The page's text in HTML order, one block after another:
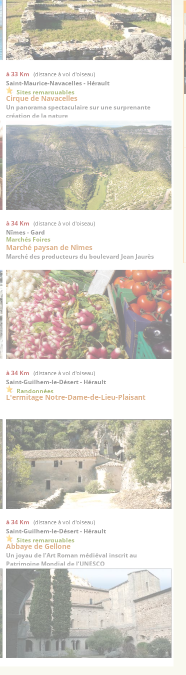
à 33 Km (distance à vol d'oiseau)
Saint-Maurice-Navacelles - Hérault
Sites remarquables
Cirque de Navacelles
Un panorama spectaculaire sur une surprenante
création de la nature
à 34 Km (distance à vol d'oiseau)
Nîmes - Gard
Marchés Foires
Marché paysan de Nîmes
Marché des producteurs du boulevard Jean Jaurès
à 34 Km (distance à vol d'oiseau)
Saint-Guilhem-le-Désert - Hérault
Randonnées
L'ermitage Notre-Dame-de-Lieu-Plaisant
à 34 Km (distance à vol d'oiseau)
Saint-Guilhem-le-Désert - Hérault
Sites remarquables
Abbaye de Gellone
Un joyau de l’Art Roman médiéval inscrit au
Patrimoine Mondial de l’UNESCO